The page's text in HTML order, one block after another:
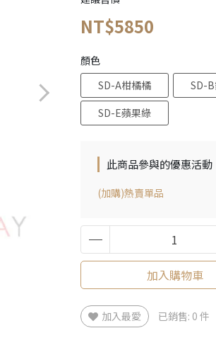
NT$5850
顏色
SD-A柑橘橘
SD-
SD-E蘋果綠
此商品參與的優惠活動
(加購)熱賣單品
加入購物車
加入最愛 已銷售: 0 件